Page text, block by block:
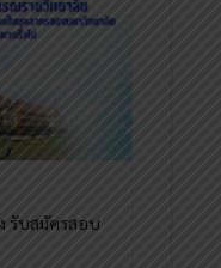
รับสมัครสอบ